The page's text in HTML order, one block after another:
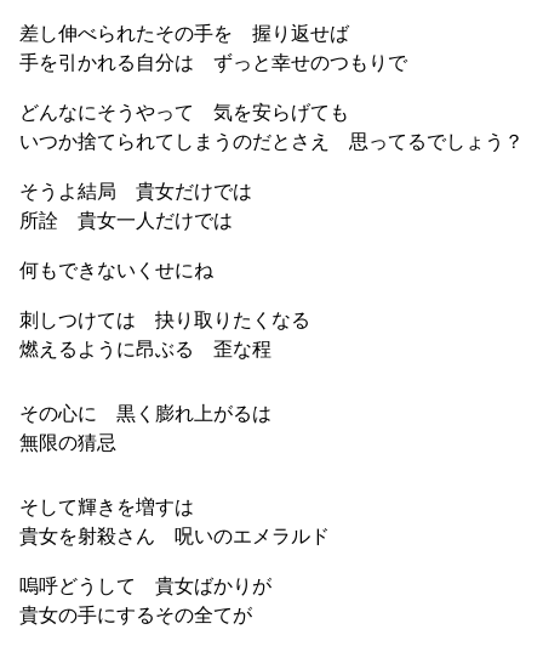
差し伸べられたその手を 握り返せば
手を引かれる自分は ずっと幸せのつもりで
どんなにそうやって 気を安らげても
いつか捨てられてしまうのだとさえ 思ってるでしょう？
そうよ結局 貴女だけでは
所詮 貴女一人だけでは
何もできないくせにね
刺しつけては 抉り取りたくなる
燃えるように昂ぶる 歪な程
その心に 黒く膨れ上がるは
無限の猜忌
そして輝きを増すは
貴女を射殺さん 呪いのエメラルド
嗚呼どうして 貴女ばかりが
貴女の手にするその全てが